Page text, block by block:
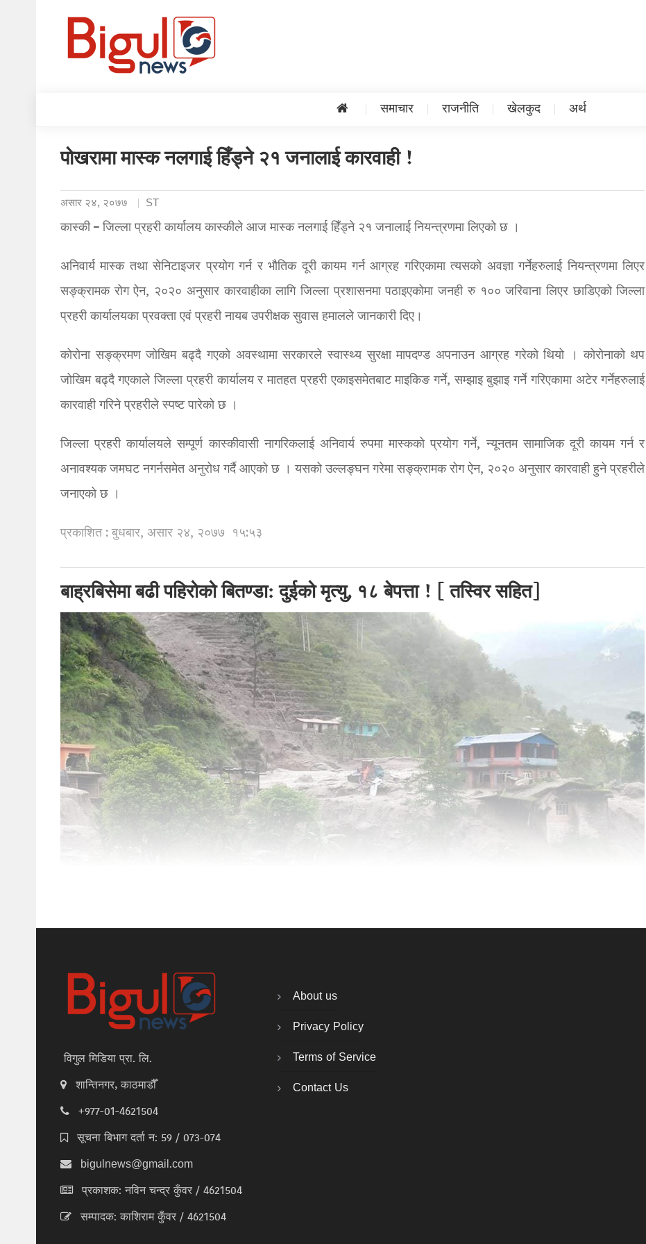
समाचार राजनीति खेलकुद अर्थ
पोखरामा मास्क नलगाई हिँड्ने २१ जनालाई कारवाही !
असार २४, २०७७ ST
कास्की – जिल्ला प्रहरी कार्यालय कास्कीले आज मास्क नलगाई हिँड्ने २१ जनालाई नियन्त्रणमा लिएको छ ।
अनिवार्य मास्क तथा सेनिटाइजर प्रयोग गर्न र भौतिक दूरी कायम गर्न आग्रह गरिएकामा त्यसको अवज्ञा गर्नेहरुलाई नियन्त्रणमा लिएर
सङ्क्रामक रोग ऐन, २०२० अनुसार कारवाहीका लागि जिल्ला प्रशासनमा पठाइएकोमा जनही रु १०० जरिवाना लिएर छाडिएको जिल्ला
प्रहरी कार्यालयका प्रवक्ता एवं प्रहरी नायब उपरीक्षक सुवास हमालले जानकारी दिए।
कोरोना सङ्क्रमण जोखिम बढ्दै गएको अवस्थामा सरकारले स्वास्थ्य सुरक्षा मापदण्ड अपनाउन आग्रह गरेको थियो । कोरोनाको थप
जोखिम बढ्दै गएकाले जिल्ला प्रहरी कार्यालय र मातहत प्रहरी एकाइसमेतबाट माइकिङ गर्ने, सम्झाइ बुझाइ गर्ने गरिएकामा अटेर गर्नेहरुलाई
कारवाही गरिने प्रहरीले स्पष्ट पारेको छ ।
जिल्ला प्रहरी कार्यालयले सम्पूर्ण कास्कीवासी नागरिकलाई अनिवार्य रुपमा मास्कको प्रयोग गर्ने, न्यूनतम सामाजिक दूरी कायम गर्न र
अनावश्यक जमघट नगर्नसमेत अनुरोध गर्दै आएको छ । यसको उल्लङ्घन गरेमा सङ्क्रामक रोग ऐन, २०२० अनुसार कारवाही हुने प्रहरीले
जनाएको छ ।
प्रकाशित : बुधबार, असार २४, २०७७ १५:५३
बाह्रबिसेमा बढी पहिरोको बितण्डा: दुईको मृत्यु, १८ बेपत्ता ! [ तस्विर सहित]
विगुल मिडिया प्रा. लि.
शान्तिनगर, काठमाडौँ
+977-01-4621504
सूचना बिभाग दर्ता न: 59 / 073-074
bigulnews@gmail.com
प्रकाशक: नविन चन्द्र कुँवर / 4621504
सम्पादक: काशिराम कुँवर / 4621504
About us
Privacy Policy
Terms of Service
Contact Us